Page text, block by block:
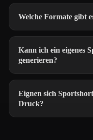
Welche Formate gibt
Kann ich ein eigenes
generieren?
Eignen sich
Druck?